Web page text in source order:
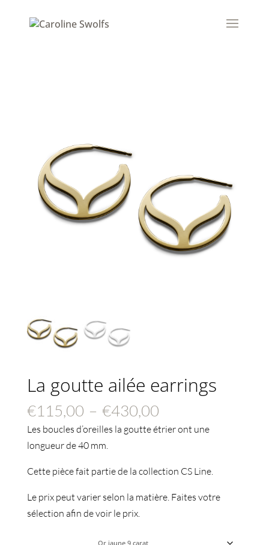
La goutte ailée earrings
€115,00 – €430,00Plage
de
à
€430,00
Les boucles d’oreilles la goutte étrier ont une
longueur de 40 mm.
Cette pièce fait partie de la collection CS Line.
Le prix peut varier selon la matière. Faites votre
sélection afin de voir le prix.